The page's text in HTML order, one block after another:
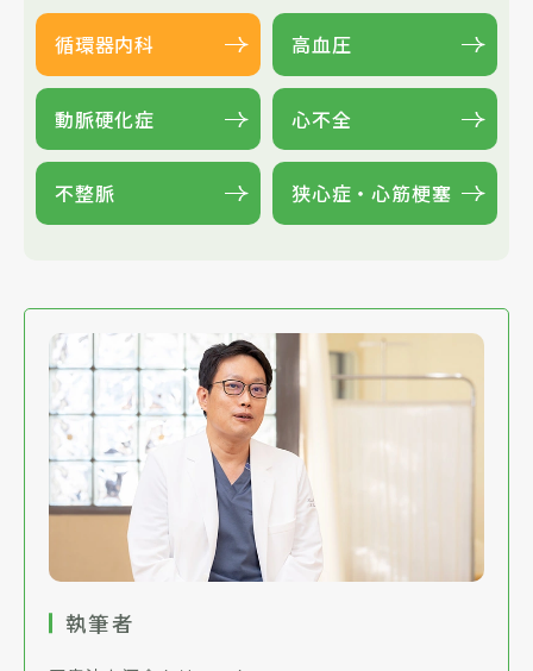
循環器内科 高血圧
動脈硬化症 心不全
不整脈 狭心症・心筋梗塞
執筆者